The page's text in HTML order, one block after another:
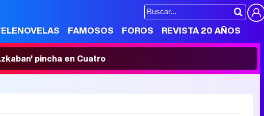
FAMOSOS FOROS REVISTA 20 AÑOS
pincha en Cuatro